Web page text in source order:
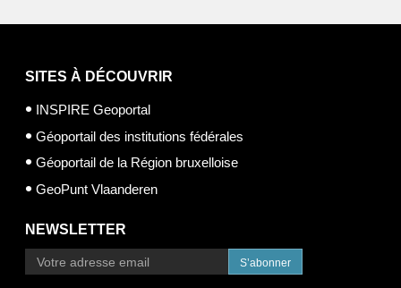
SITES À DÉCOUVRIR
INSPIRE Geoportal
Géoportail des institutions fédérales
Géoportail de la Région bruxelloise
GeoPunt Vlaanderen
NEWSLETTER
S’abonner